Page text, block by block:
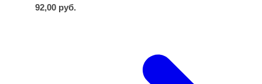
92,00 руб.